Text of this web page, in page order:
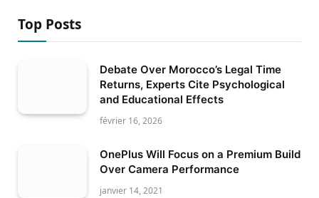
Top Posts
Debate Over Morocco’s Legal Time
Returns, Experts Cite Psychological
and Educational Effects
février 16, 2026
OnePlus Will Focus on a Premium Build
Over Camera Performance
janvier 14, 2021